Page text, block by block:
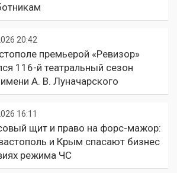
20:42
премьерой «Ревизор»
116-й театральный сезон
имени А. В. Луначарского
16:11
щит и право на форс-мажор:
и Крым спасают бизнес
режима ЧС